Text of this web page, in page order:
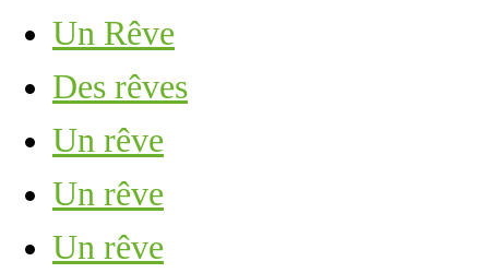
Un Rêve
Des rêves
Un rêve
Un rêve
Un rêve